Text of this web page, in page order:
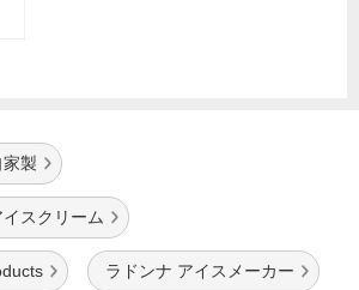
製
スクリーム
ラドンナ アイスメーカー